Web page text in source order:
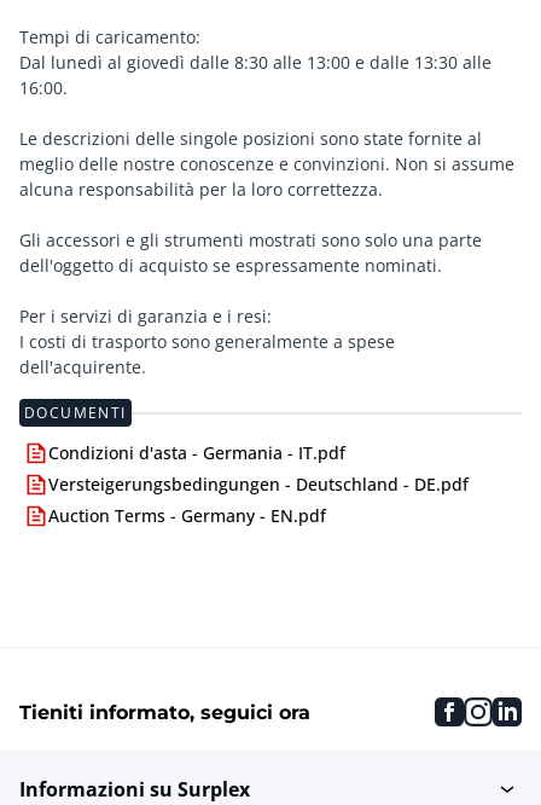
Tempi di caricamento:
Dal lunedì al giovedì dalle 8:30 alle 13:00 e dalle 13:30 alle
16:00.
Le descrizioni delle singole posizioni sono state fornite al
meglio delle nostre conoscenze e convinzioni. Non si assume
alcuna responsabilità per la loro correttezza.
Gli accessori e gli strumenti mostrati sono solo una parte
dell'oggetto di acquisto se espressamente nominati.
Per i servizi di garanzia e i resi:
I costi di trasporto sono generalmente a spese
dell'acquirente.
DOCUMENTI
Condizioni d'asta - Germania - IT.pdf
Versteigerungsbedingungen - Deutschland - DE.pdf
Auction Terms - Germany - EN.pdf
Tieniti informato, seguici ora
Informazioni su Surplex